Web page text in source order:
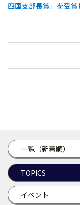
一覧（新着順）
TOPICS
イベント
四国支部長賞」を受賞